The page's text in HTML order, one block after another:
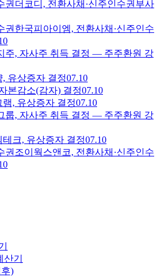
권 더코디, 전환사채·신주인수권부사
권 한국피아이엠, 전환사채·신주인수
주, 자사주 취득 결정 — 주주환원 강
, 유상증자 결정07.10
본감소(감자) 결정07.10
램, 유상증자 결정07.10
룹, 자사주 취득 결정 — 주주환원 강
테크, 유상증자 결정07.10
권 조이웍스앤코, 전환사채·신주인수
기
)